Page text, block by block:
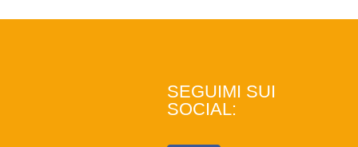
SEGUIMI SUI
SOCIAL: